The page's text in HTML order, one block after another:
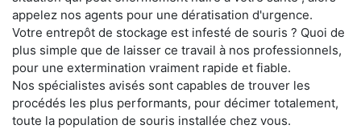
appelez nos agents pour une dératisation d'urgence.
Votre entrepôt de stockage est infesté de souris ? Quoi de
plus simple que de laisser ce travail à nos professionnels,
pour une extermination vraiment rapide et fiable.
Nos spécialistes avisés sont capables de trouver les
procédés les plus performants, pour décimer totalement,
toute la population de souris installée chez vous.